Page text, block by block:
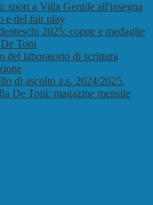
sport a Villa Gentile all'insegna
e del fair play
2025: coppe e medaglie
Toni
del laboratorio di scrittura
di ascolto a.s. 2024/2025.
De Toni: magazine mensile